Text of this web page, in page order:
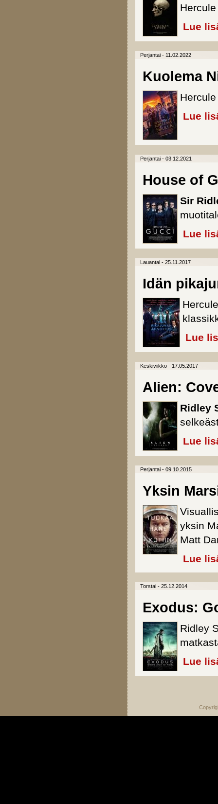
Lue
Perjantai - 11.02.2022
Kuolema
Lue
Perjantai - 03.12.2021
House of
Sir
Lue
Lauantai - 25.11.2017
Idän
Lue
Keskiviikko - 17.05.2017
Alien:
Ridley
Lue
Perjantai - 09.10.2015
Yksin
yksin
Matt
Lue
Torstai - 25.12.2014
Exodus:
Ridley
Lue